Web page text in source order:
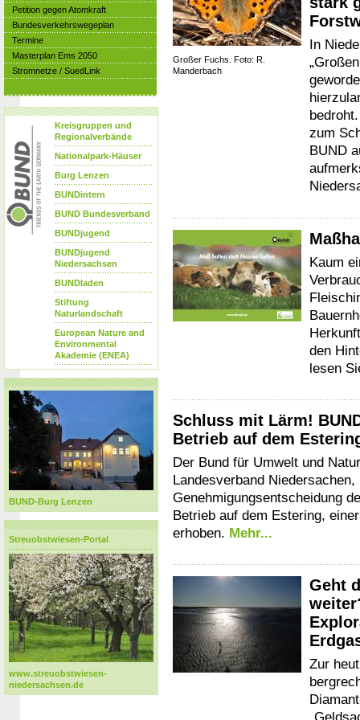
Großer Fuchs. Foto: R.
Manderbach
In
zum
BUND
Kaum
den
lesen
Schluss mit Lärm!
Betrieb auf dem
Der Bund für Umwelt und
Landesverband
Genehmigungsentscheidung
Betrieb auf dem Estering,
erhoben. Mehr...
Geht
Zur
Petition gegen Atomkraft
Bundesverkehrswegeplan
Termine
Masterplan Ems 2050
Stromnetze / SuedLink
Kreisgruppen und
Regionalverbände
Nationalpark-Häuser
Burg Lenzen
BUNDintern
BUND Bundesverband
BUNDjugend
BUNDjugend
Niedersachsen
BUNDladen
Stiftung
Naturlandschaft
European Nature and
Environmental
Akademie (ENEA)
BUND-Burg Lenzen
Streuobstwiesen-Portal
www.streuobstwiesen-
niedersachsen.de